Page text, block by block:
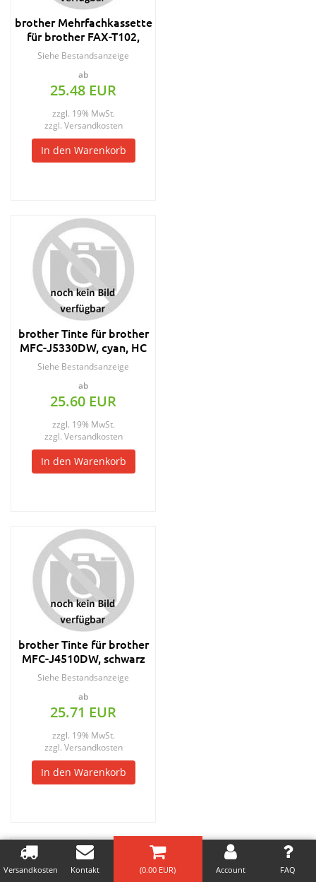
brother Mehrfachkassette
für brother FAX-T102,
schwarz
Siehe Bestandsanzeige
ab
25.48 EUR
zzgl. 19% MwSt.
zzgl. Versandkosten
In den Warenkorb
brother Tinte für brother
MFC-J5330DW, cyan, HC
Siehe Bestandsanzeige
ab
25.60 EUR
zzgl. 19% MwSt.
zzgl. Versandkosten
In den Warenkorb
brother Tinte für brother
MFC-J4510DW, schwarz
Siehe Bestandsanzeige
ab
25.71 EUR
zzgl. 19% MwSt.
zzgl. Versandkosten
In den Warenkorb
Versandkosten Kontakt (0.00 EUR) Account FAQ